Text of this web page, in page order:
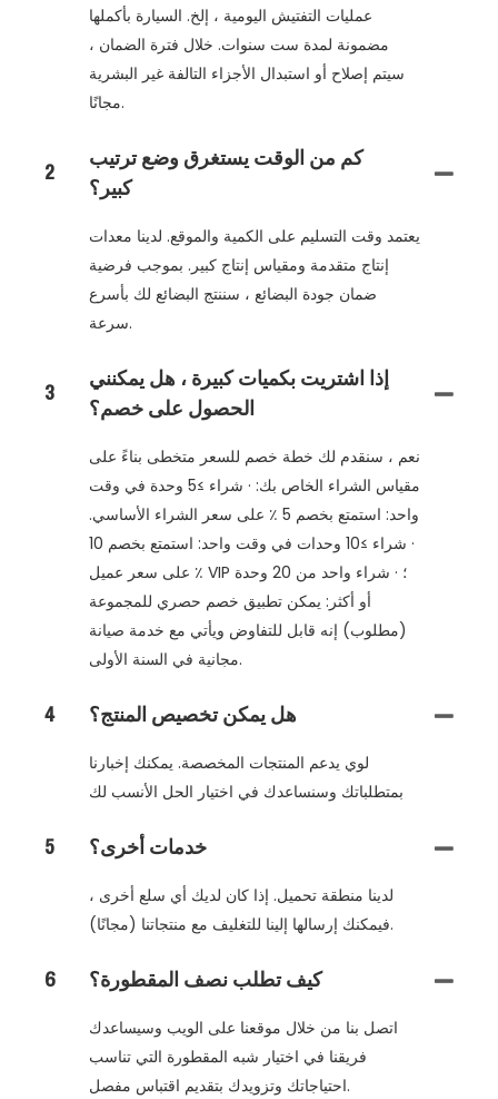
عمليات التفتيش اليومية ، إلخ. السيارة بأكملها
مضمونة لمدة ست سنوات. خلال فترة الضمان ،
سيتم إصلاح أو استبدال الأجزاء التالفة غير البشرية
مجانًا.
2
كم من الوقت يستغرق وضع ترتيب
كبير؟
يعتمد وقت التسليم على الكمية والموقع. لدينا معدات
إنتاج متقدمة ومقياس إنتاج كبير. بموجب فرضية
ضمان جودة البضائع ، سننتج البضائع لك بأسرع
سرعة.
3
إذا اشتريت بكميات كبيرة ، هل يمكنني
الحصول على خصم؟
نعم ، سنقدم لك خطة خصم للسعر متخطى بناءً على
مقياس الشراء الخاص بك: · شراء ≥5 وحدة في وقت
واحد: استمتع بخصم 5 ٪ على سعر الشراء الأساسي.
· شراء ≥10 وحدات في وقت واحد: استمتع بخصم 10
٪ على سعر عميل VIP ؛ · شراء واحد من 20 وحدة
أو أكثر: يمكن تطبيق خصم حصري للمجموعة
(مطلوب) إنه قابل للتفاوض ويأتي مع خدمة صيانة
مجانية في السنة الأولى.
4 هل يمكن تخصيص المنتج؟
لوي يدعم المنتجات المخصصة. يمكنك إخبارنا
بمتطلباتك وسنساعدك في اختيار الحل الأنسب لك
5 خدمات أخرى؟
لدينا منطقة تحميل. إذا كان لديك أي سلع أخرى ،
فيمكنك إرسالها إلينا للتغليف مع منتجاتنا (مجانًا).
6 كيف تطلب نصف المقطورة؟
اتصل بنا من خلال موقعنا على الويب وسيساعدك
فريقنا في اختيار شبه المقطورة التي تناسب
احتياجاتك وتزويدك بتقديم اقتباس مفصل.